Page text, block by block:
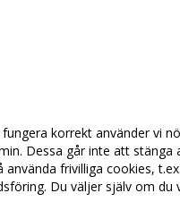
korrekt använder vi
Dessa går inte att stänga
använda frivilliga cookies,
Du väljer själv om du